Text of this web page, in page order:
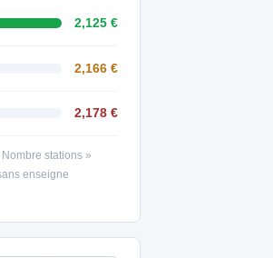
2,125 €
2,166 €
2,178 €
stations »
enseigne